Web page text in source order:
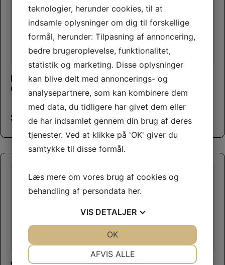
Brit Dental Stick –
Calm
32,00kr.
West Paw Bumi Large
Neon Grøn
170,00kr.
This product has multiple variants. The options may be chosen on the product page
teknologier, herunder cookies, til at
indsamle oplysninger om dig til forskellige
formål, herunder: Tilpasning af annoncering,
bedre brugeroplevelse, funktionalitet,
statistik og marketing. Disse oplysninger
kan blive delt med annoncerings- og
analysepartnere, som kan kombinere dem
med data, du tidligere har givet dem eller
de har indsamlet gennem din brug af deres
tjenester. Ved at klikke på 'OK' giver du
samtykke til disse formål.
Læs mere om vores brug af cookies og
behandling af persondata her.
VIS DETALJER
AFVIS ALLE
OK